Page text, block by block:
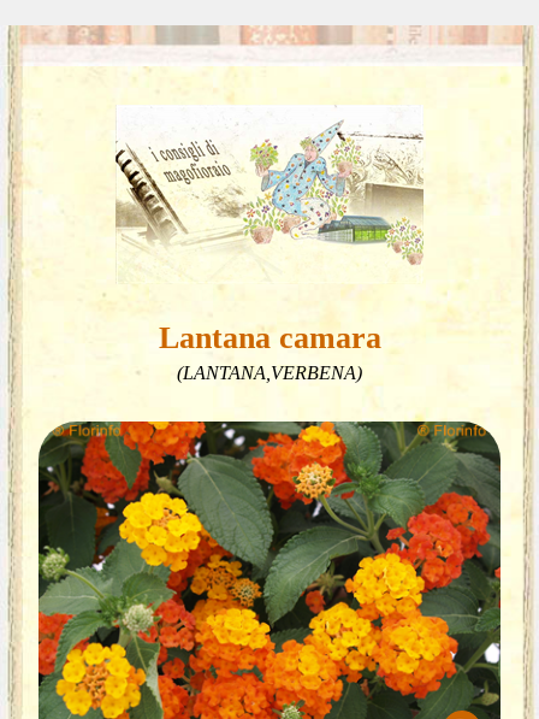
Lantana camara
(LANTANA,VERBENA)